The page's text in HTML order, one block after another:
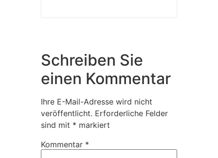
Schreiben Sie
einen Kommentar
Ihre E-Mail-Adresse wird nicht
veröffentlicht. Erforderliche Felder
sind mit * markiert
Kommentar *